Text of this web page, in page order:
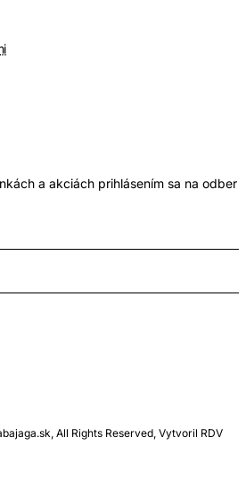
a akciách prihlásením sa na odber
All Rights Reserved, Vytvoril RDV